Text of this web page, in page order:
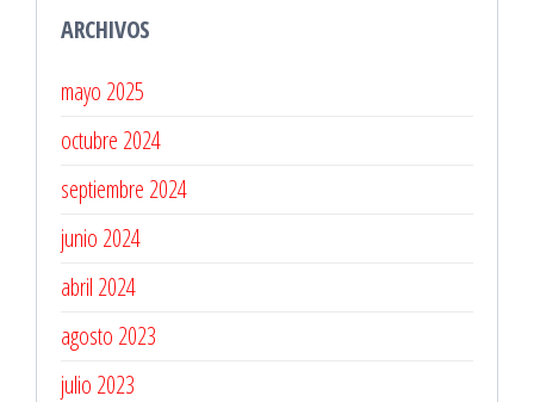
ARCHIVOS
mayo 2025
octubre 2024
septiembre 2024
junio 2024
abril 2024
agosto 2023
julio 2023